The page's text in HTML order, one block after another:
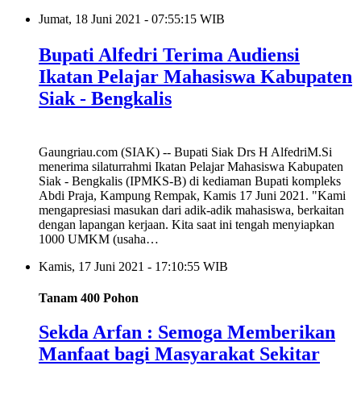
Jumat, 18 Juni 2021 - 07:55:15 WIB
Bupati Alfedri Terima Audiensi
Ikatan Pelajar Mahasiswa Kabupaten
Siak - Bengkalis
Gaungriau.com (SIAK) -- Bupati Siak Drs H AlfedriM.Si
menerima silaturrahmi Ikatan Pelajar Mahasiswa Kabupaten
Siak - Bengkalis (IPMKS-B) di kediaman Bupati kompleks
Abdi Praja, Kampung Rempak, Kamis 17 Juni 2021. "Kami
mengapresiasi masukan dari adik-adik mahasiswa, berkaitan
dengan lapangan kerjaan. Kita saat ini tengah menyiapkan
1000 UMKM (usaha…
Kamis, 17 Juni 2021 - 17:10:55 WIB
Tanam 400 Pohon
Sekda Arfan : Semoga Memberikan
Manfaat bagi Masyarakat Sekitar